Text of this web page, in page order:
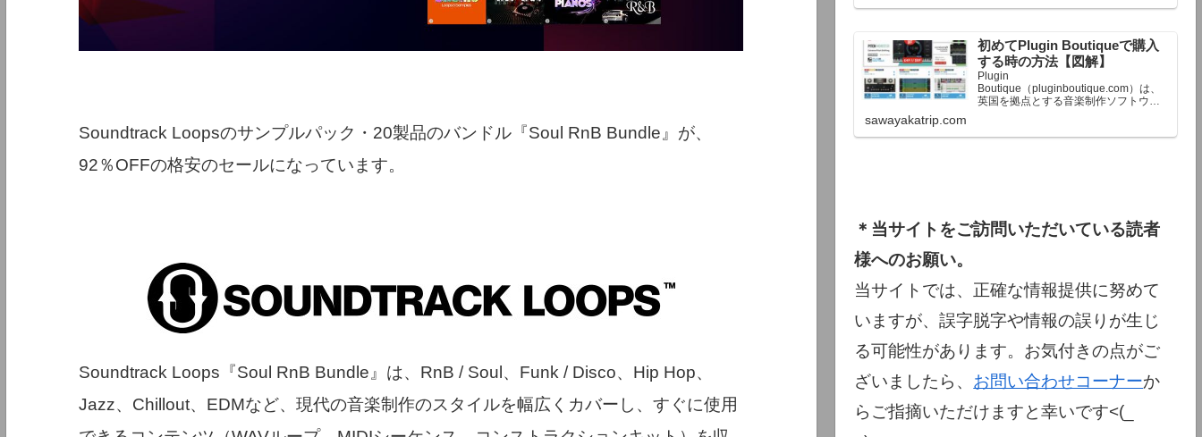
Soundtrack Loopsのサンプルパック・20製品のバンドル『Soul RnB Bundle』が、
92％OFFの格安のセールになっています。
Soundtrack Loops『Soul RnB Bundle』は、RnB / Soul、Funk / Disco、Hip Hop、
Jazz、Chillout、EDMなど、現代の音楽制作のスタイルを幅広くカバーし、すぐに使用
定額以上のお金を出して何かを購入す
終了予定日：日本時間：6/1（月…
初めてPlugin Boutiqueで購入
する時の方法【図解】
Plugin
Boutique（pluginboutique.com）は、
英国を拠点とする音楽制作ソフトウェ
で、世界中のミュージシャンに利用さ
sawayakatrip.com
＊当サイトをご訪問いただいている読者
様へのお願い。
当サイトでは、正確な情報提供に努めて
いますが、誤字脱字や情報の誤りが生じ
る可能性があります。お気付きの点がご
ざいましたら、 お問い合わせコーナーか
らご指摘いただけますと幸いです<(_